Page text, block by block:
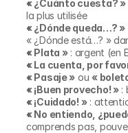
« ¿Cuánto cuesta? »
la plus utilisée
« ¿Dónde queda…? »
« ¿Dónde está…? »
« Plata » : argent (en
« La cuenta, por
« Pasaje » ou «
« ¡Buen provecho! » :
« ¡Cuidado! » :
« No entiendo,
comprends pas,